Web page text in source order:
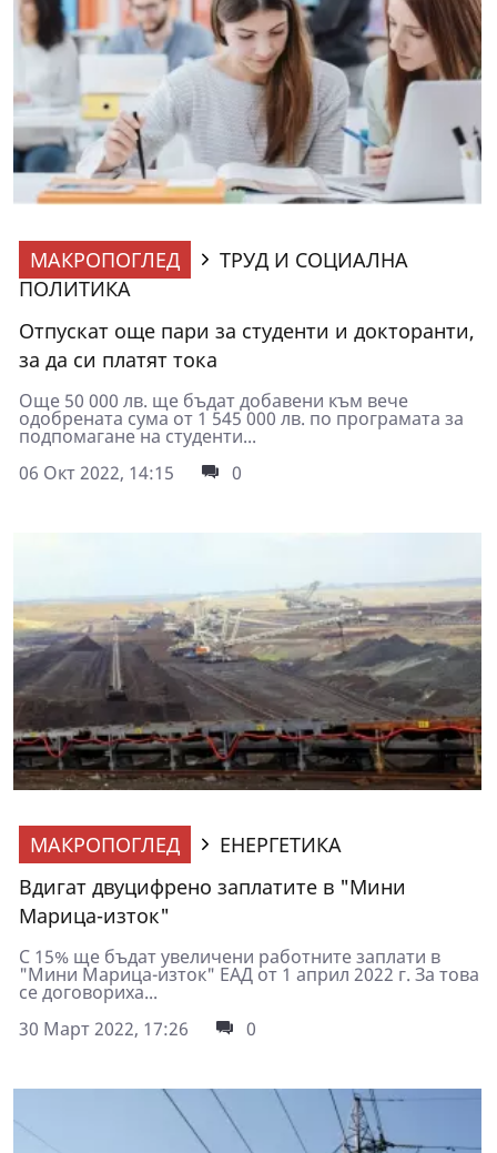
МАКРОПОГЛЕД
ТРУД И СОЦИАЛНА
ПОЛИТИКА
Отпускат още пари за студенти и докторанти,
за да си платят тока
Още 50 000 лв. ще бъдат добавени към вече
одобрената сума от 1 545 000 лв. по програмата за
подпомагане на студенти...
06 Окт 2022, 14:15
0
МАКРОПОГЛЕД
ЕНЕРГЕТИКА
Вдигат двуцифрено заплатите в "Мини
Марица-изток"
С 15% ще бъдат увеличени работните заплати в
"Мини Марица-изток" ЕАД от 1 април 2022 г. За това
се договориха...
30 Март 2022, 17:26
0